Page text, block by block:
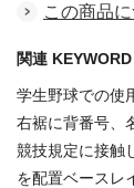
この商品
関連 KEYWORD
学生野球での使
右裾に背番号、
競技規定に接触
を配置ベースレ